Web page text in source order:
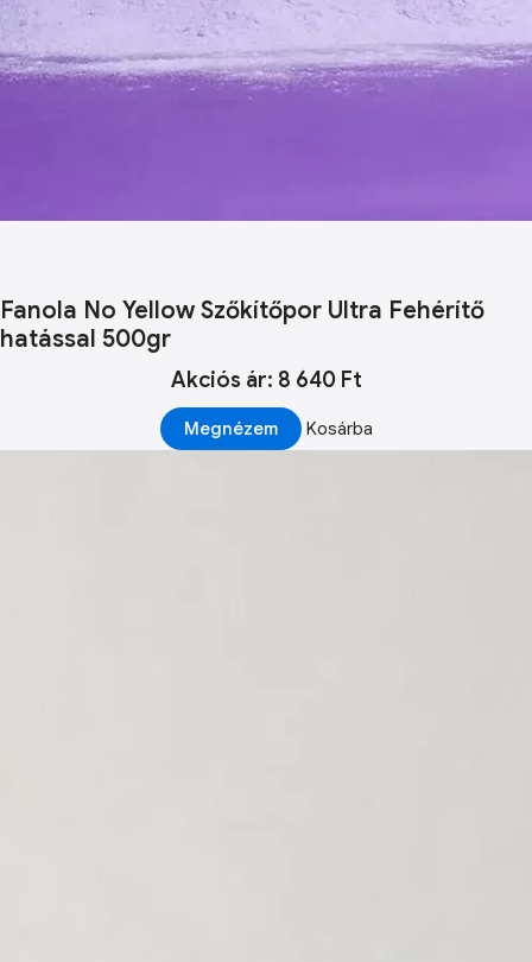
Fanola No Yellow Szőkítőpor Ultra Fehérítő
hatással 500gr
Akciós ár: 8 640 Ft
Megnézem Kosárba